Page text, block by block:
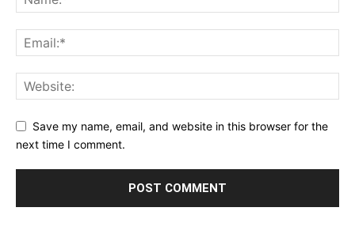
Save my name, email, and website in this browser for the
next time I comment.